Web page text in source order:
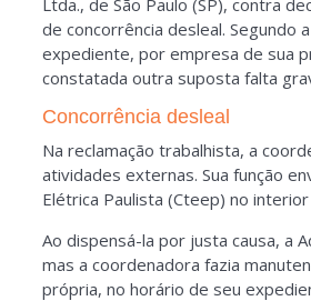
de concorrência desleal. Segundo
expediente, por empresa de sua
constatada outra suposta falta
Concorrência desleal
Na reclamação trabalhista, a
atividades externas. Sua função
Elétrica Paulista (Cteep) no
Ao dispensá-la por justa causa, a
mas a coordenadora fazia
própria, no horário de seu